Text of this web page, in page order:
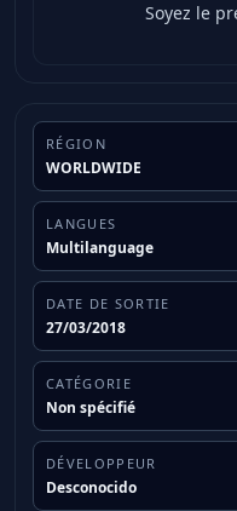
Soyez le
RÉGION
WORLDWIDE
LANGUES
Multilanguage
DATE DE SORTIE
27/03/2018
CATÉGORIE
Non spécifié
DÉVELOPPEUR
Desconocido